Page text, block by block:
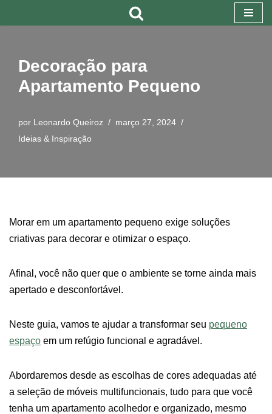
conteúdo
Decoração para
Apartamento Pequeno
por Leonardo Queiroz
março 27, 2024
Ideias & Inspiração
Morar em um apartamento pequeno exige soluções
criativas para decorar e otimizar o espaço.
Afinal, você não quer que o ambiente se torne ainda mais
apertado e desconfortável.
Neste guia, vamos te ajudar a transformar seu pequeno
espaço em um refúgio funcional e agradável.
Abordaremos desde as escolhas de cores adequadas até
a seleção de móveis multifuncionais, tudo para que você
tenha um apartamento acolhedor e organizado, mesmo